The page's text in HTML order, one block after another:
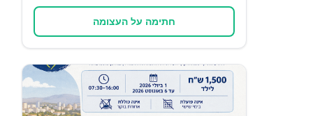
חתימה על העצומה